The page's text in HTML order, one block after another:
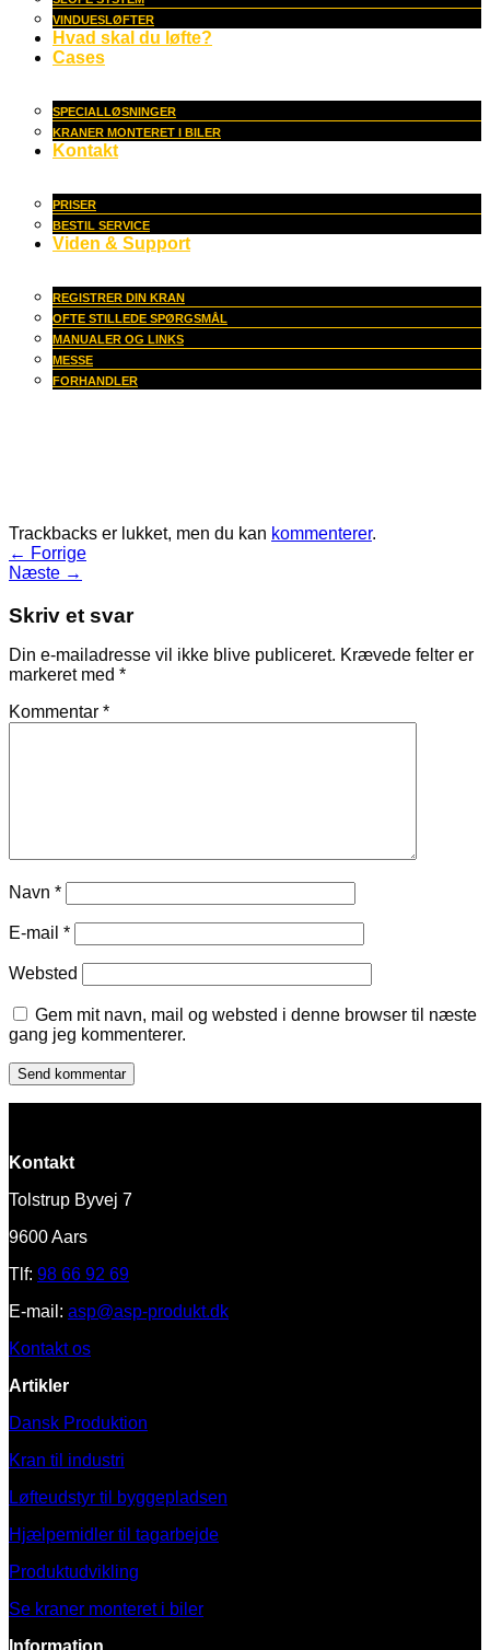
VINDUESLØFTER
Hvad skal du løfte?
Cases
SPECIALLØSNINGER
KRANER MONTERET I BILER
Kontakt
PRISER
BESTIL SERVICE
Viden & Support
REGISTRER DIN KRAN
OFTE STILLEDE SPØRGSMÅL
MANUALER OG LINKS
MESSE
FORHANDLER
Trackbacks er lukket, men du kan kommenterer.
← Forrige
Næste →
Skriv et svar
Din e-mailadresse vil ikke blive publiceret. Krævede felter er
markeret med *
Kommentar *
Navn *
E-mail *
Websted
Gem mit navn, mail og websted i denne browser til næste
gang jeg kommenterer.
Kontakt
Tolstrup Byvej 7
9600 Aars
Tlf: 98 66 92 69
E-mail: asp@asp-produkt.dk
Kontakt os
Artikler
Dansk Produktion
Kran til industri
Løfteudstyr til byggepladsen
Hjælpemidler til tagarbejde
Produktudvikling
Se kraner monteret i biler
Information